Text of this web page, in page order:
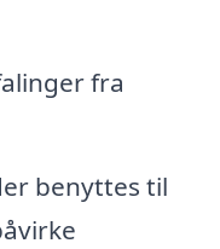
fra
benyttes til